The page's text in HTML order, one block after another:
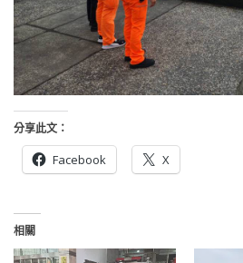
分享此文：
Facebook X
相關